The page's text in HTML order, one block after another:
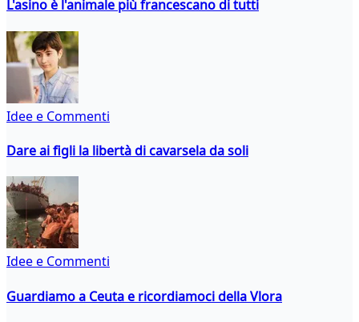
L'asino è l'animale più francescano di tutti
Idee e Commenti
Dare ai figli la libertà di cavarsela da soli
Idee e Commenti
Guardiamo a Ceuta e ricordiamoci della Vlora